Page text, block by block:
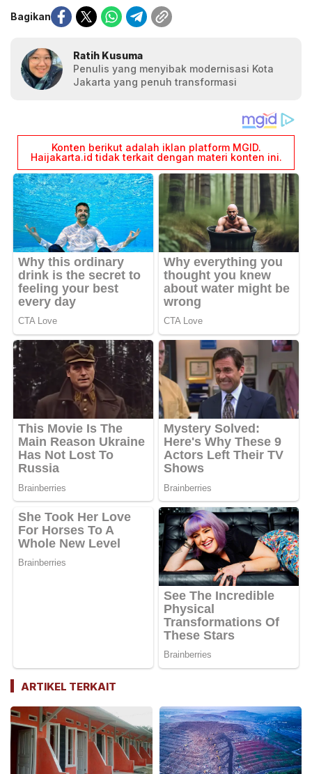
Bagikan
Ratih Kusuma
Penulis yang menyibak modernisasi Kota
Jakarta yang penuh transformasi
ARTIKEL TERKAIT